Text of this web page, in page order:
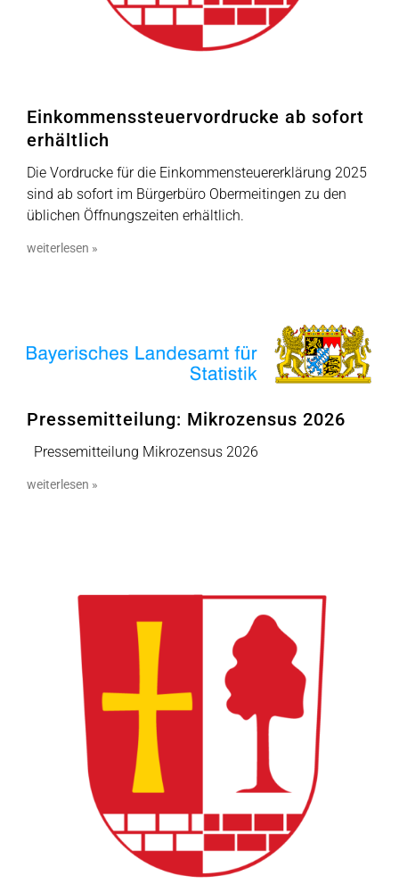
Einkommens­steuer­vordrucke ab sofort
erhältlich
Die Vordrucke für die Einkommensteuererklärung 2025
sind ab sofort im Bürgerbüro Obermeitingen zu den
üblichen Öffnungszeiten erhältlich.
weiterlesen »
Pressemitteilung: Mikrozensus 2026
Pressemitteilung Mikrozensus 2026
weiterlesen »